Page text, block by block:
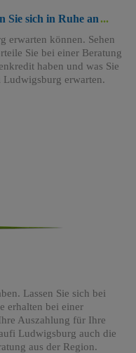
Sie sich in Ruhe an
erwarten können. Sehen
Sie bei einer Beratung
haben und was Sie
erwarten.
Lassen Sie sich bei
erhalten bei einer
Auszahlung für Ihre
Ludwigsburg auch die
aus der Region.